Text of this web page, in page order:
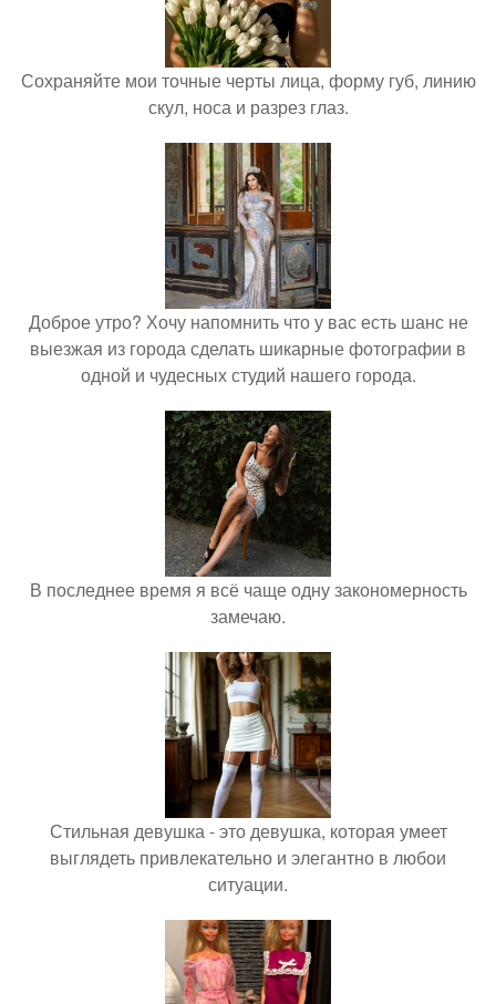
Сохраняйте мои точные черты лица, форму губ, линию
скул, носа и разрез глаз.
Доброе утро? Хочу напомнить что у вас есть шанс не
выезжая из города сделать шикарные фотографии в
одной и чудесных студий нашего города.
В последнее время я всё чаще одну закономерность
замечаю.
Стильная девушка - это девушка, которая умеет
выглядеть привлекательно и элегантно в любои
ситуации.